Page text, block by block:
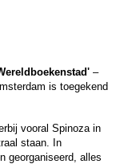
–
is toegekend
vooral Spinoza in
staan. In
georganiseerd, alles